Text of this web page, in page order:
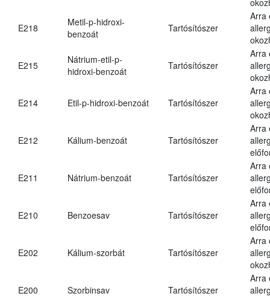
E218
Metil-p-hidroxi-
benzoát
Tartósítószer
Arra
E215
Nátrium-etil-p-
hidroxi-benzoát
Tartósítószer
Arra
E214 Etil-p-hidroxi-benzoát Tartósítószer
Arra
E212 Kálium-benzoát Tartósítószer
Arra
E211 Nátrium-benzoát Tartósítószer
Arra
E210 Benzoesav Tartósítószer
Arra
E202 Kálium-szorbát Tartósítószer
Arra
E200 Szorbinsav Tartósítószer
Arra